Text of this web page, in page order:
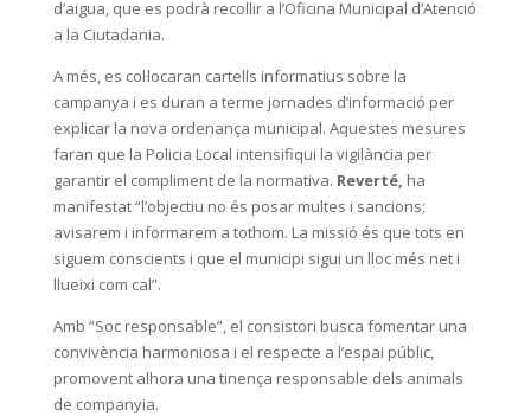
d’aigua, que es podrà recollir a l’Oficina Municipal d’Atenció
a la Ciutadania.
A més, es col·locaran cartells informatius sobre la
campanya i es duran a terme jornades d’informació per
explicar la nova ordenança municipal. Aquestes mesures
faran que la Policia Local intensifiqui la vigilància per
garantir el compliment de la normativa. Reverté, ha
manifestat “l’objectiu no és posar multes i sancions;
avisarem i informarem a tothom. La missió és que tots en
siguem conscients i que el municipi sigui un lloc més net i
llueixi com cal”.
Amb “Soc responsable”, el consistori busca fomentar una
convivència harmoniosa i el respecte a l’espai públic,
promovent alhora una tinença responsable dels animals
de companyia.